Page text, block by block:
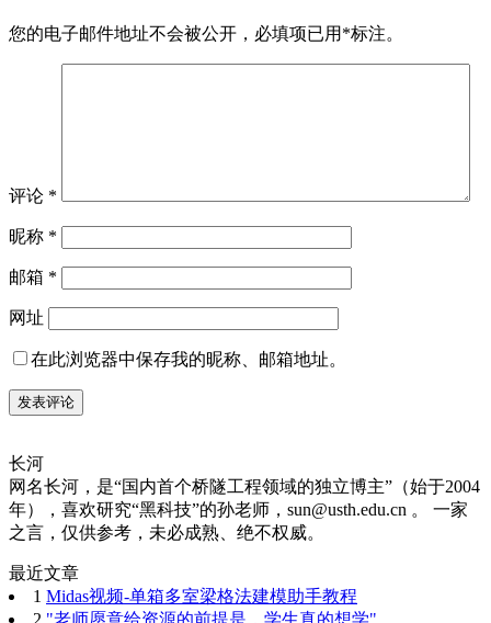
您的电子邮件地址不会被公开， 必填项已用 *标注。
评论 *
昵称 *
邮箱 *
网址
在此浏览器中保存我的昵称、邮箱地址。
长河
网名长河，是“国内首个桥隧工程领域的独立博主”（始于2004
年），喜欢研究“黑科技”的孙老师，sun@usth.edu.cn 。 一家
之言，仅供参考，未必成熟、绝不权威。
最近文章
1 Midas视频-单箱多室梁格法建模助手教程
2 "老师愿意给资源的前提是，学生真的想学"